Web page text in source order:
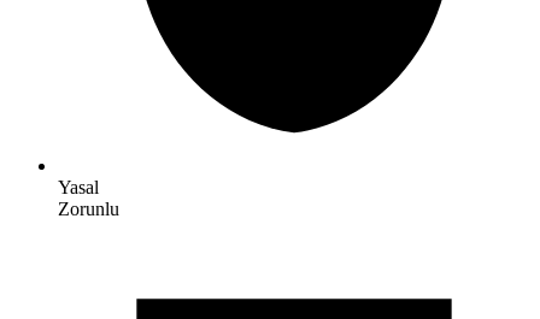
Yasal
Zorunlu